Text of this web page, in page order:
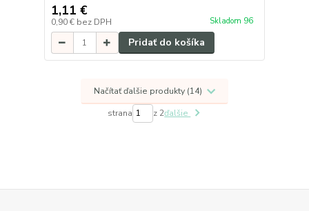
1,11 €
0,90 € bez DPH Skladom 96
Pridať do košíka
Načítať ďalšie produkty (14)
strana z 2ďalšie